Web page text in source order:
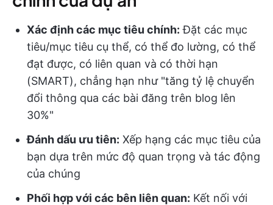
Xác định các mục tiêu chính: Đặt các mục
tiêu/mục tiêu cụ thể, có thể đo lường, có thể
đạt được, có liên quan và có thời hạn
(SMART), chẳng hạn như "tăng tỷ lệ chuyển
đổi thông qua các bài đăng trên blog lên
30%"
Đánh dấu ưu tiên: Xếp hạng các mục tiêu của
bạn dựa trên mức độ quan trọng và tác động
của chúng
Phối hợp với các bên liên quan: Kết nối với